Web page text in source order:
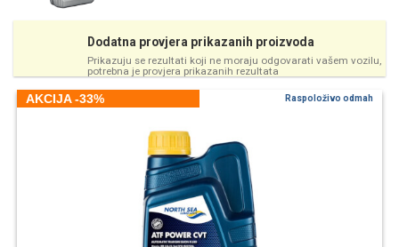
Dodatna provjera prikazanih proizvoda
Prikazuju se rezultati koji ne moraju odgovarati vašem vozilu,
potrebna je provjera prikazanih rezultata
AKCIJA -33% Raspoloživo odmah